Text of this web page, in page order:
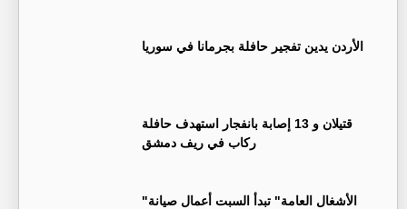
الأردن يدين تفجير حافلة بجرمانا في سوريا
قتيلان و 13 إصابة بانفجار استهدف حافلة
ركاب في ريف دمشق
"الأشغال العامة" تبدأ السبت أعمال صيانة